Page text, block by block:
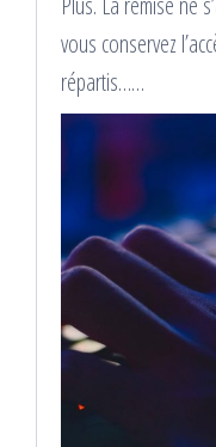
vous conservez
répartis……